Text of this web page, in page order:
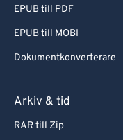
EPUB till PDF
EPUB till MOBI
Dokumentkonverterare
Arkiv & tid
RAR till Zip